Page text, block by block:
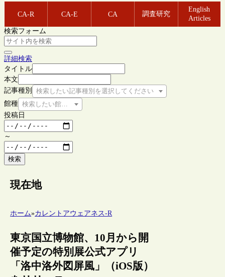
CA-R CA-E CA 調査研究
English
Articles
検索フォーム
詳細検索
タイトル
本文
記事種別
検索したい記事種別を選択してください
館種 検索したい館種を選択してください
投稿日
～
検索
現在地
ホーム»カレントアウェアネス-R
東京国立博物館、10月から開
催予定の特別展公式アプリ
「洛中洛外図屏風」（iOS版）